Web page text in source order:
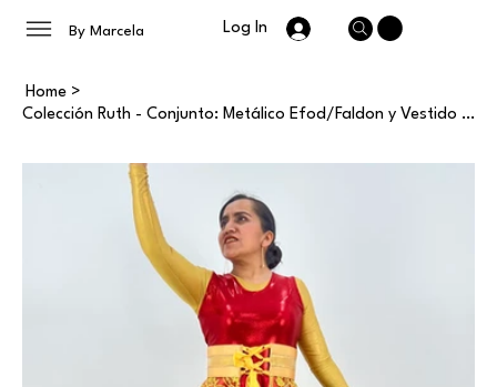
By Marcela Log In
Home >
Colección Ruth - Conjunto: Metálico Efod/Faldon y Vestido Basico - Damas